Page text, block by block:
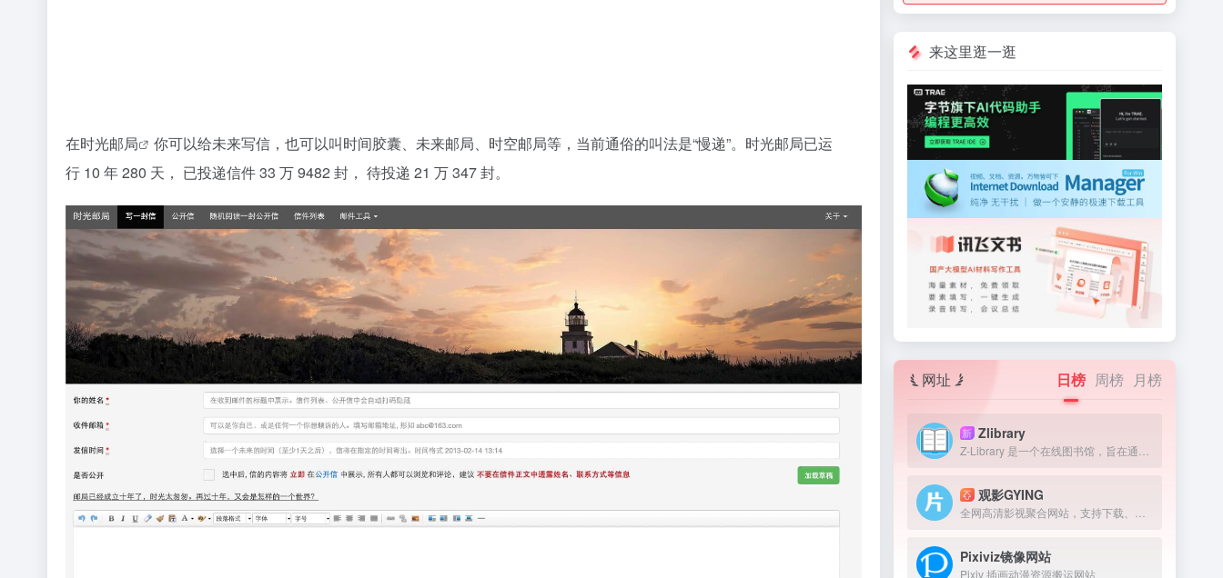
在时光邮局
你可以给未来写信，也可以叫时间胶囊、未来邮局、时空邮局等，当前通俗的叫法是“慢递”。时光邮局已运
行 10 年280 天， 已投递信件33 万9482 封， 待投递 21 万347封。
来这里逛一逛
网址 日榜 周榜 月榜
新 Zlibrary
观影GYING
Pixiviz镜像网站
Pixiv 插画动漫资源搬运网站